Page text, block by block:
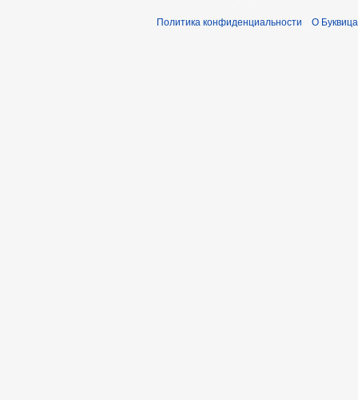
Политика конфиденциальности О Буквица